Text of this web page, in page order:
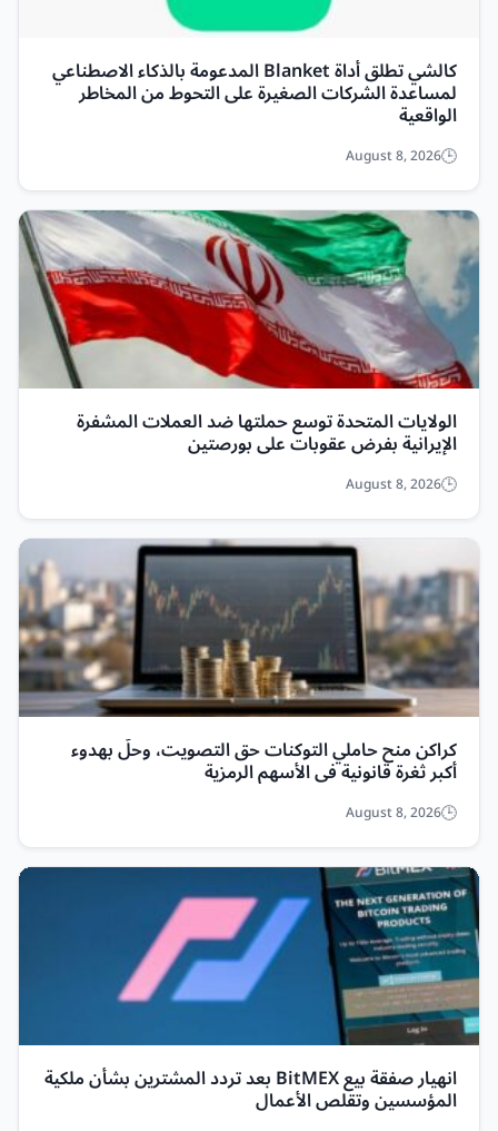
كالشي تطلق أداة Blanket المدعومة بالذكاء الاصطناعي
لمساعدة الشركات الصغيرة على التحوط من المخاطر
الواقعية
August 8, 2026
الولايات المتحدة توسع حملتها ضد العملات المشفرة
الإيرانية بفرض عقوبات على بورصتين
August 8, 2026
كراكن منح حاملي التوكنات حق التصويت، وحلّ بهدوء
أكبر ثغرة قانونية في الأسهم الرمزية
August 8, 2026
انهيار صفقة بيع BitMEX بعد تردد المشترين بشأن ملكية
المؤسسين وتقلص الأعمال